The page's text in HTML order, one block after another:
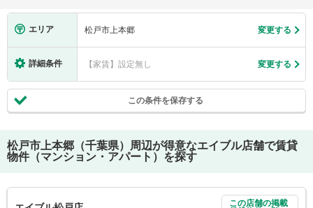
エリア 松戸市上本郷 変更する
詳細条件 【家賃】設定無し 変更する
この条件を保存する
松戸市上本郷（千葉県）
周辺が得意なエイブル店舗で賃貸
物件（マンション・アパート）を探す
この店舗の掲載